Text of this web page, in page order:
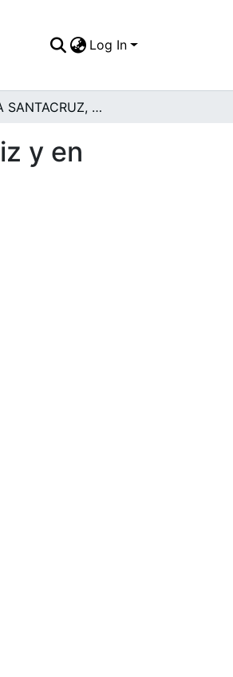
Log In
ADRIANA SANTACRUZ, con su sonrisa de adolescente, feliz y en plena época estudiantil
y en